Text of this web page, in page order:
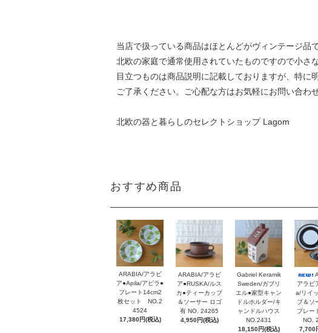
当店で扱っている商品はほとんどがヴィンテージ品で
北欧の家庭で通常使用されていたものですので小さ
目立つものは商品説明に記載しておりますが、特
ご了承ください。ご心配な方はお気軽にお問い合わ
北欧の器と暮らしのセレクトショップ Lagom
おすすめ商品
ARABIA/アラビ
ア●Apila/アピラ●
プレート14cm2
枚セット NO.2
4524
17,380円(税込)
ARABIA/アラビ
ア●RUSKA/ルス
カ●ティーカップ
＆ソーサー ロゴ
有 NO. 24265
4,950円(税込)
Gabriel Keramik
Sweden/ガブリ
エル●家型キャン
ドルホルダー/キ
ャンドルハウス
NO.2431
18,150円(税込)
アラビ
a/リイ
プ＆ソ
プレー
NO.
7,700